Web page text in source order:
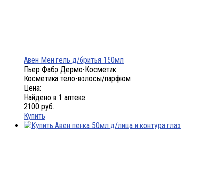
Авен Мен гель д/бритья 150мл
Пьер Фабр Дермо-Косметик
Косметика тело-волосы/парфюм
Цена:
Найдено в 1 аптеке
2100 руб.
Купить